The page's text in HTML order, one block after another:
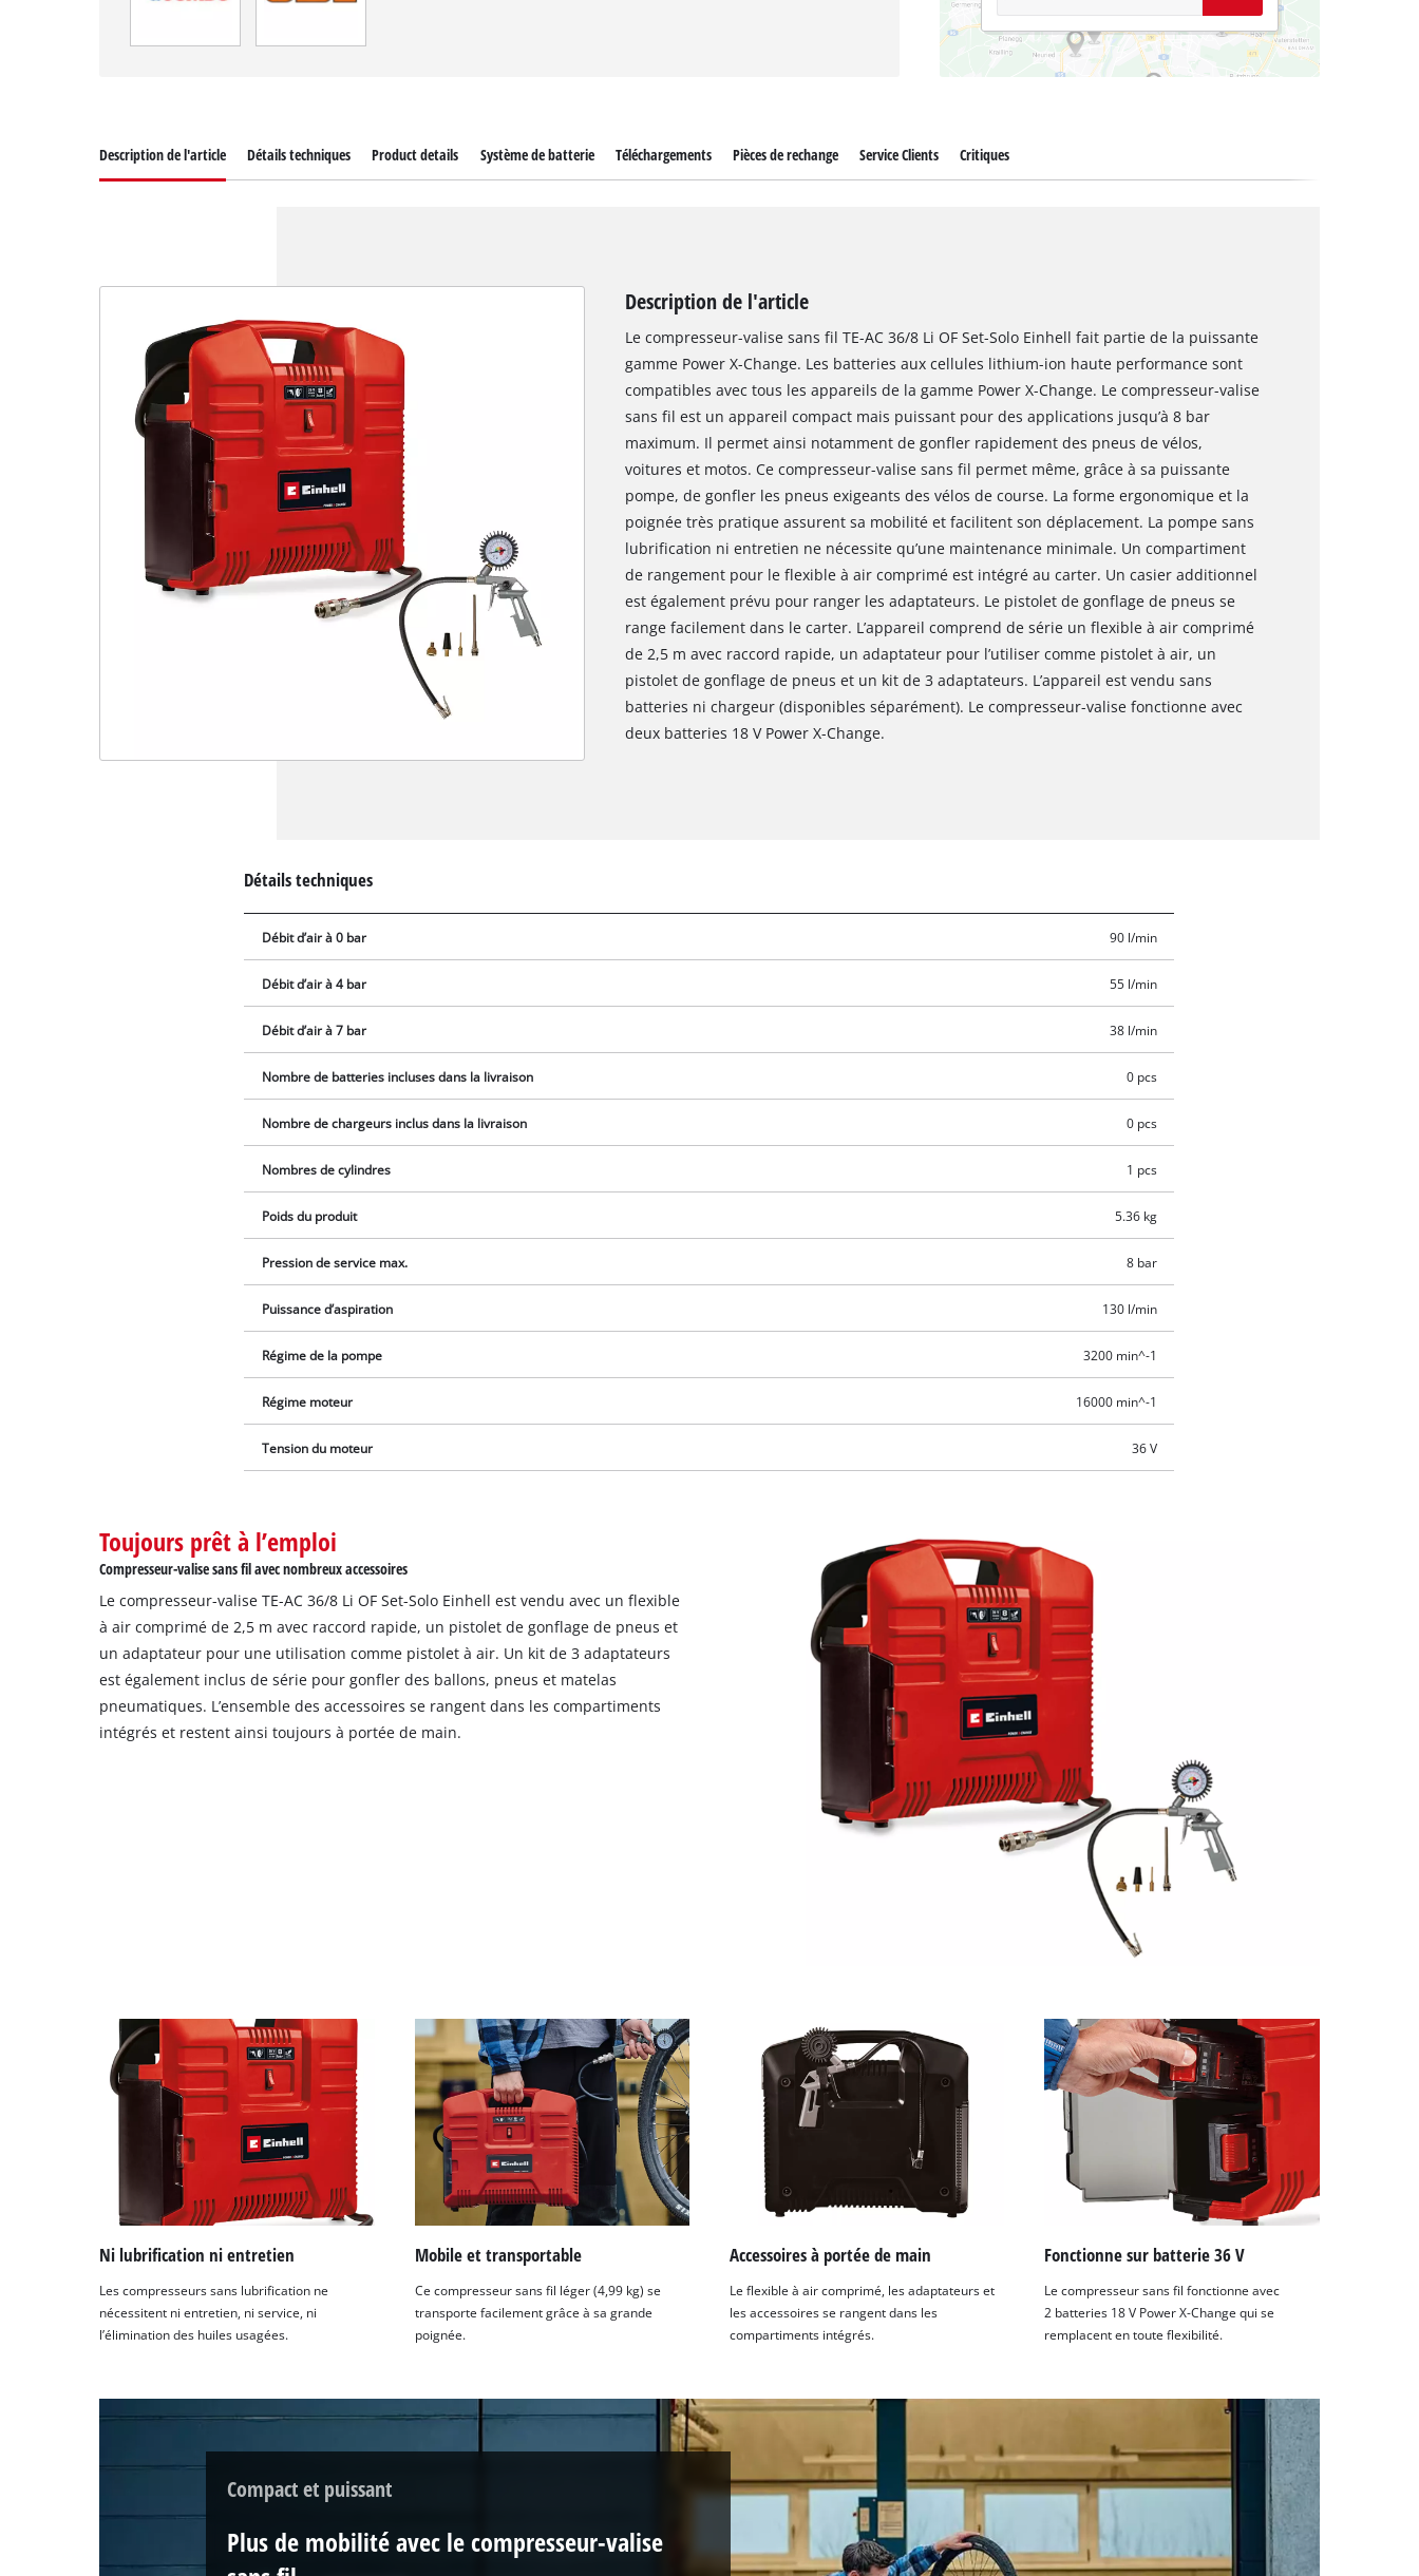
Nous avons besoin de ton accord pour
to trackers that are not disclosed to the
the site with their CMP to add this content
Description de l'article Détails techniques Product details Système de batterie Téléchargements Pièces de rechange Service Clients Critiques
Description de l'article
Le compresseur-valise sans fil TE-AC 36/8 Li OF Set-Solo Einhell fait partie de la puissante
gamme Power X-Change. Les batteries aux cellules lithium-ion haute performance sont
compatibles avec tous les appareils de la gamme Power X-Change. Le compresseur-valise
sans fil est un appareil compact mais puissant pour des applications jusqu’à 8 bar
maximum. Il permet ainsi notamment de gonfler rapidement des pneus de vélos,
voitures et motos. Ce compresseur-valise sans fil permet même, grâce à sa puissante
pompe, de gonfler les pneus exigeants des vélos de course. La forme ergonomique et la
poignée très pratique assurent sa mobilité et facilitent son déplacement. La pompe sans
lubrification ni entretien ne nécessite qu’une maintenance minimale. Un compartiment
de rangement pour le flexible à air comprimé est intégré au carter. Un casier additionnel
est également prévu pour ranger les adaptateurs. Le pistolet de gonflage de pneus se
range facilement dans le carter. L’appareil comprend de série un flexible à air comprimé
de 2,5 m avec raccord rapide, un adaptateur pour l’utiliser comme pistolet à air, un
pistolet de gonflage de pneus et un kit de 3 adaptateurs. L’appareil est vendu sans
batteries ni chargeur (disponibles séparément). Le compresseur-valise fonctionne avec
deux batteries 18 V Power X-Change.
Détails techniques
Débit d’air à 0 bar 90 l/min
Débit d’air à 4 bar 55 l/min
Débit d’air à 7 bar 38 l/min
Nombre de batteries incluses dans la livraison 0 pcs
Nombre de chargeurs inclus dans la livraison 0 pcs
Nombres de cylindres 1 pcs
Poids du produit 5.36 kg
Pression de service max. 8 bar
Puissance d’aspiration 130 l/min
Régime de la pompe 3200 min^-1
Régime moteur 16000 min^-1
Tension du moteur 36 V
Toujours prêt à l’emploi
Compresseur-valise sans fil avec nombreux accessoires
Le compresseur-valise TE-AC 36/8 Li OF Set-Solo Einhell est vendu avec un flexible
à air comprimé de 2,5 m avec raccord rapide, un pistolet de gonflage de pneus et
un adaptateur pour une utilisation comme pistolet à air. Un kit de 3 adaptateurs
est également inclus de série pour gonfler des ballons, pneus et matelas
pneumatiques. L’ensemble des accessoires se rangent dans les compartiments
intégrés et restent ainsi toujours à portée de main.
Ni lubrification ni entretien
Les compresseurs sans lubrification ne
nécessitent ni entretien, ni service, ni
l’élimination des huiles usagées.
Mobile et transportable
Ce compresseur sans fil léger (4,99 kg) se
transporte facilement grâce à sa grande
poignée.
Accessoires à portée de main
Le flexible à air comprimé, les adaptateurs et
les accessoires se rangent dans les
compartiments intégrés.
Fonctionne sur batterie 36 V
Le compresseur sans fil fonctionne avec
2 batteries 18 V Power X-Change qui se
remplacent en toute flexibilité.
Compact et puissant
Plus de mobilité avec le compresseur-valise